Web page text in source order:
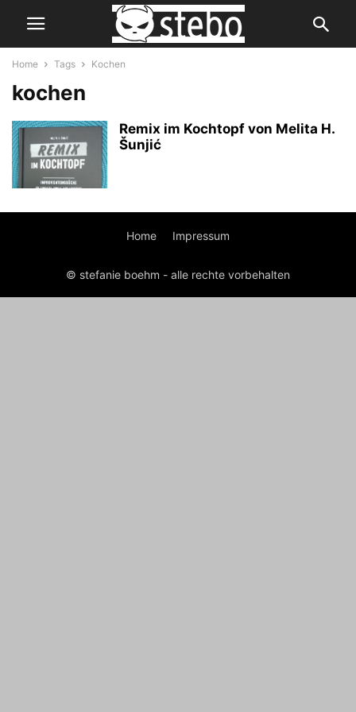
Home Tags Kochen
kochen
Remix im Kochtopf von Melita H.
Šunjić
Home Impressum
© stefanie boehm - alle rechte vorbehalten